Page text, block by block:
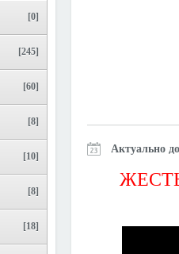
[0]
[245]
[60]
[8]
[10]
[8]
[18]
Актуально